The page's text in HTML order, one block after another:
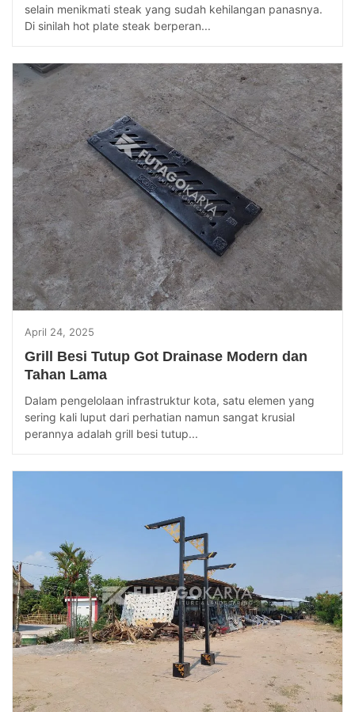
selain menikmati steak yang sudah kehilangan panasnya.
Di sinilah hot plate steak berperan...
April 24, 2025
Grill Besi Tutup Got Drainase Modern dan
Tahan Lama
Dalam pengelolaan infrastruktur kota, satu elemen yang
sering kali luput dari perhatian namun sangat krusial
perannya adalah grill besi tutup...